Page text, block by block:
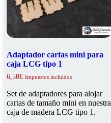
Adaptador cartas mini para
caja LCG tipo 1
6,50€ Impuestos incluidos
Set de adaptadores para alojar
cartas de tamaño mini en nuestra
caja de madera LCG tipo 1.